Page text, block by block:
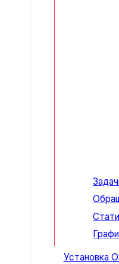
Установка